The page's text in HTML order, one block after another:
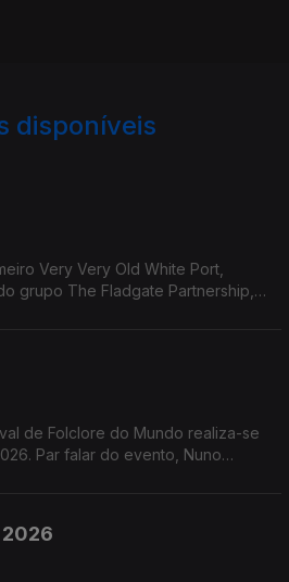
disponíveis
Very Very Old White Port,
grupo The Fladgate Partnership,
de Folclore do Mundo realiza-se
Par falar do evento, Nuno
2026